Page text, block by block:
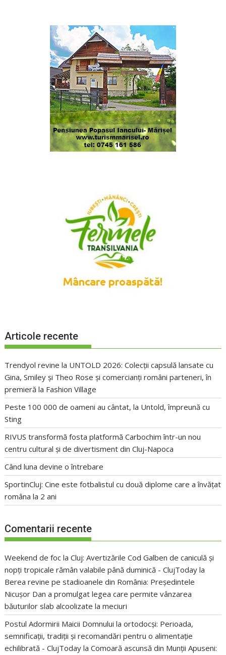
Articole recente
Trendyol revine la UNTOLD 2026: Colecții capsulă lansate cu
Gina, Smiley și Theo Rose și comercianți români parteneri, în
premieră la Fashion Village
Peste 100 000 de oameni au cântat, la Untold, împreună cu
Sting
RIVUS transformă fosta platformă Carbochim într-un nou
centru cultural și de divertisment din Cluj-Napoca
Când luna devine o întrebare
SportinCluj: Cine este fotbalistul cu două diplome care a învățat
româna la 2 ani
Comentarii recente
Weekend de foc la Cluj: Avertizările Cod Galben de caniculă și
nopți tropicale rămân valabile până duminică - ClujToday la
Berea revine pe stadioanele din România: Președintele
Nicușor Dan a promulgat legea care permite vânzarea
băuturilor slab alcoolizate la meciuri
Postul Adormirii Maicii Domnului la ortodocși: Perioada,
semnificații, tradiții și recomandări pentru o alimentație
echilibrată - ClujToday laComoară ascunsă din Munții Apuseni: